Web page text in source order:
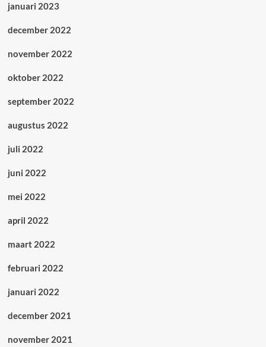
januari 2023
december 2022
november 2022
oktober 2022
september 2022
augustus 2022
juli 2022
juni 2022
mei 2022
april 2022
maart 2022
februari 2022
januari 2022
december 2021
november 2021